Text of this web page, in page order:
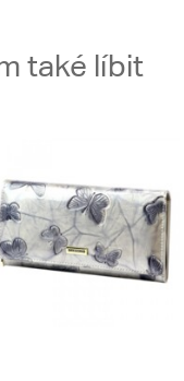
také líbit